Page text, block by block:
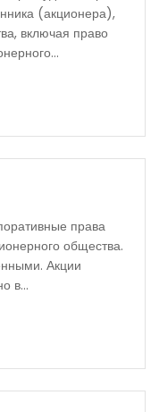
(акционера),
включая право
права
общества.
Акции
в...